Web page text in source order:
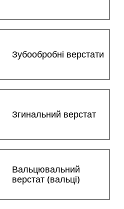
Зубообробні верстати
Згинальний верстат
Вальцювальний
верстат (вальці)